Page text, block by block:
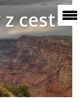
z cest